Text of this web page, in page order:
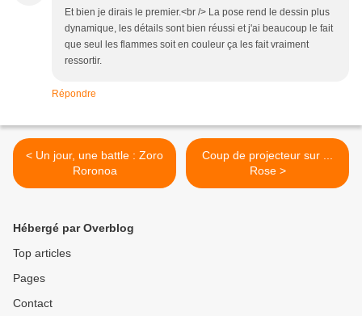
Et bien je dirais le premier.<br /> La pose rend le dessin plus
dynamique, les détails sont bien réussi et j'ai beaucoup le fait
que seul les flammes soit en couleur ça les fait vraiment
ressortir.
Répondre
< Un jour, une battle : Zoro
Roronoa
Coup de projecteur sur ...
Rose >
Hébergé par Overblog
Top articles
Pages
Contact